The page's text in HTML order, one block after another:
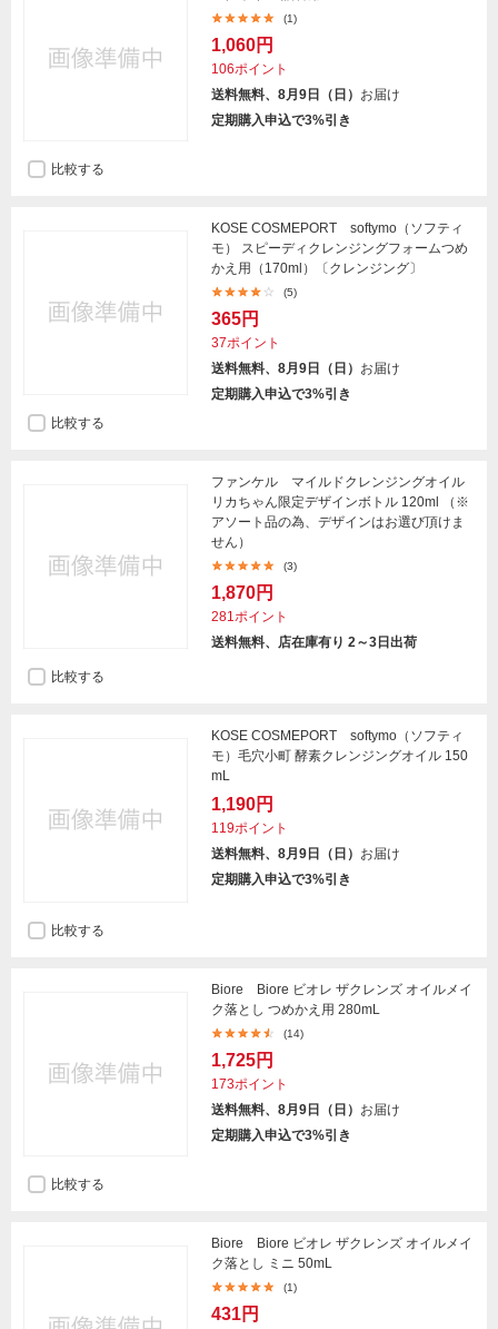
(1)
1,060円
106ポイント
送料無料、8月9日（日） お届け
定期購入申込で3%引き
比較する
KOSE COSMEPORT softymo（ソフティ
モ） スピーディクレンジングフォームつめ
かえ用（170ml）〔クレンジング〕
(5)
365円
37ポイント
送料無料、8月9日（日） お届け
定期購入申込で3%引き
比較する
ファンケル マイルドクレンジングオイル
リカちゃん限定デザインボトル 120ml （※
アソート品の為、デザインはお選び頂けま
せん）
(3)
1,870円
281ポイント
送料無料、店在庫有り 2～3日出荷
比較する
KOSE COSMEPORT softymo（ソフティ
モ）毛穴小町 酵素クレンジングオイル 150
mL
1,190円
119ポイント
送料無料、8月9日（日） お届け
定期購入申込で3%引き
比較する
Biore Biore ビオレ ザクレンズ オイルメイ
ク落とし つめかえ用 280mL
(14)
1,725円
173ポイント
送料無料、8月9日（日） お届け
定期購入申込で3%引き
比較する
Biore Biore ビオレ ザクレンズ オイルメイ
ク落とし ミニ 50mL
(1)
431円